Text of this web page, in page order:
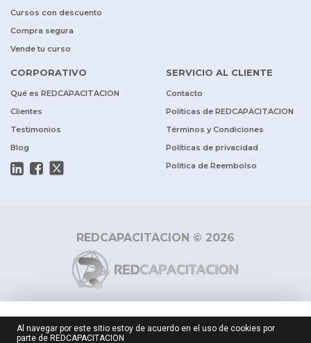
$ 240.000
Cursos con descuento
Compra segura
Vende tu curso
CORPORATIVO
Qué es REDCAPACITACION
Clientes
Testimonios
Blog
SERVICIO AL CLIENTE
Contacto
Políticas de REDCAPACITACION
Términos y Condiciones
Políticas de privacidad
Política de Reembolso
REDCAPACITACION © 2026
Al navegar por este sitio estoy de acuerdo en el uso de cookies por
parte de REDCAPACITACION